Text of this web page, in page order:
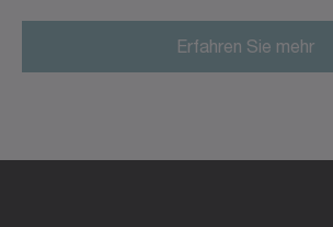
Erfahren Sie mehr